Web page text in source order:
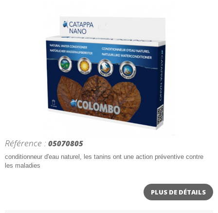
Référence : 05070805
conditionneur d'eau naturel, les tanins ont une action préventive contre
les maladies
PLUS DE DÉTAILS